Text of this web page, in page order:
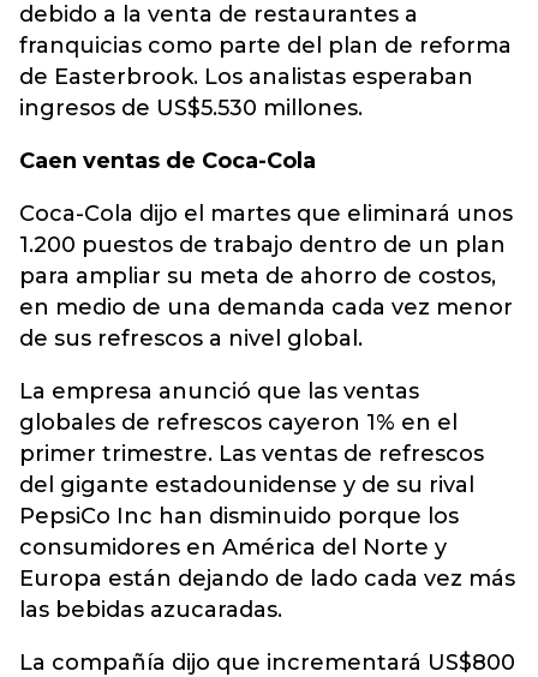
debido a la venta de restaurantes a
franquicias como parte del plan de reforma
de Easterbrook. Los analistas esperaban
ingresos de US$5.530 millones.
Caen ventas de Coca-Cola
Coca-Cola dijo el martes que eliminará unos
1.200 puestos de trabajo dentro de un plan
para ampliar su meta de ahorro de costos,
en medio de una demanda cada vez menor
de sus refrescos a nivel global.
La empresa anunció que las ventas
globales de refrescos cayeron 1% en el
primer trimestre. Las ventas de refrescos
del gigante estadounidense y de su rival
PepsiCo Inc han disminuido porque los
consumidores en América del Norte y
Europa están dejando de lado cada vez más
las bebidas azucaradas.
La compañía dijo que incrementará US$800